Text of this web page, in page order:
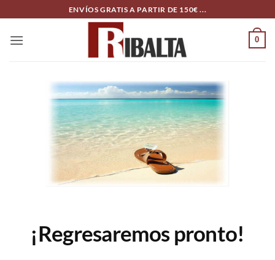
to
content
ENVÍOS GRATIS A PARTIR DE 150€ ...
0
¡Regresaremos pronto!